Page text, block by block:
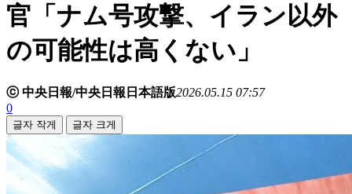
官「ナム号攻撃、イラン以外
の可能性は高くない」
ⓒ 中央日報/中央日報日本語版2026.05.15 07:57
0
글자 작게 글자 크게